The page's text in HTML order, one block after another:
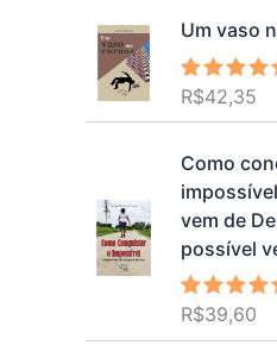
Um vaso
Avaliação
de 5
R$42,35
Como
vem de
possível
Avaliação
R$39,60